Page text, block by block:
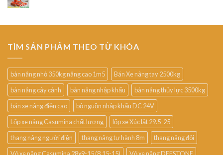
TÌM SẢN PHẨM THEO TỪ KHÓA
bàn nâng nhỏ 350kg nâng cao 1m5
Bán Xe nâng tay 2500kg
bàn nâng cây cảnh
bàn nâng nhập khẩu
bàn nâng thủy lực 3500kg
bán xe nâng điện cao
bộ nguồn nhập khẩu DC 24V
Lốp xe nâng Casumina chất lượng
lốp xe Xúc lật 29.5-25
thang nâng người điện
thang nâng tự hành 8m
thang nâng đôi